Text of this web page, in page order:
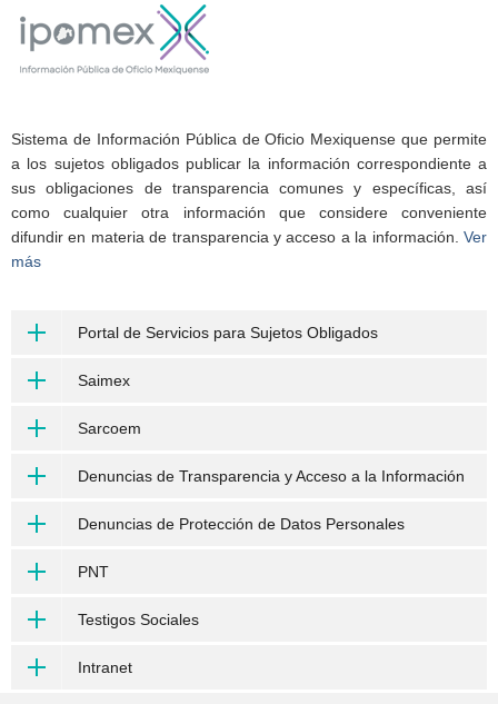
Sistema de Información Pública de Oficio Mexiquense que permite
a los sujetos obligados publicar la información correspondiente a
sus obligaciones de transparencia comunes y específicas, así
como cualquier otra información que considere conveniente
difundir en materia de transparencia y acceso a la información. Ver
más
Portal de Servicios para Sujetos Obligados
Saimex
Sarcoem
Denuncias de Transparencia y Acceso a la Información
Denuncias de Protección de Datos Personales
PNT
Testigos Sociales
Intranet